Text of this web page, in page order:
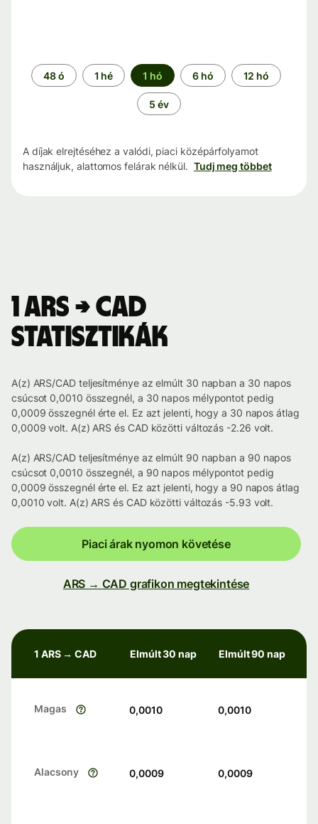
Időszak
48 ó 1 hé 1 hó 6 hó 12 hó
5 év
A díjak elrejtéséhez a valódi, piaci középárfolyamot
használjuk, alattomos felárak nélkül. Tudj meg többet
1 ARS → CAD
statisztikák
A(z) ARS/CAD teljesítménye az elmúlt 30 napban a 30 napos
csúcsot 0,0010 összegnél, a 30 napos mélypontot pedig
0,0009 összegnél érte el. Ez azt jelenti, hogy a 30 napos átlag
0,0009 volt. A(z) ARS és CAD közötti változás -2.26 volt.
A(z) ARS/CAD teljesítménye az elmúlt 90 napban a 90 napos
csúcsot 0,0010 összegnél, a 90 napos mélypontot pedig
0,0009 összegnél érte el. Ez azt jelenti, hogy a 90 napos átlag
0,0010 volt. A(z) ARS és CAD közötti változás -5.93 volt.
Piaci árak nyomon követése
ARS → CAD grafikon megtekintése
1 ARS → CAD Elmúlt 30 nap Elmúlt 90 nap
Magas 0,0010 0,0010
Alacsony 0,0009 0,0009